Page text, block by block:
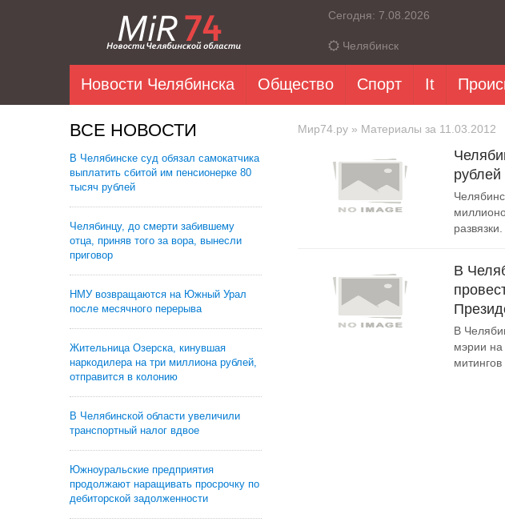
Сегодня: 7.08.2026
Челябинск
Новости Челябинска Общество Спорт It
ВСЕ НОВОСТИ
В Челябинске суд обязал самокатчика
выплатить сбитой им пенсионерке 80
тысяч рублей
Челябинцу, до смерти забившему
отца, приняв того за вора, вынесли
приговор
НМУ возвращаются на Южный Урал
после месячного перерыва
Жительница Озерска, кинувшая
наркодилера на три миллиона рублей,
отправится в колонию
В Челябинской области увеличили
транспортный налог вдвое
Южноуральские предприятия
продолжают наращивать просрочку по
дебиторской задолженности
Мир74.ру » Материалы за 11.03.2012
рублей
развязки.
В
В
мэрии
митингов